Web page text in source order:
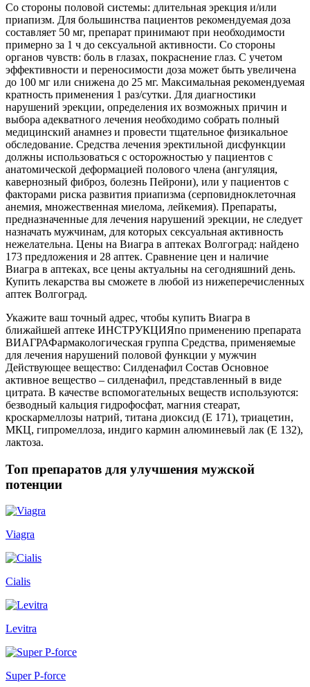
Со стороны половой системы: длительная эрекция и/или
приапизм. Для большинства пациентов рекомендуемая доза
составляет 50 мг, препарат принимают при необходимости
примерно за 1 ч до сексуальной активности. Со стороны
органов чувств: боль в глазах, покраснение глаз. С учетом
эффективности и переносимости доза может быть увеличена
до 100 мг или снижена до 25 мг. Максимальная рекомендуемая
кратность применения 1 раз/сутки. Для диагностики
нарушений эрекции, определения их возможных причин и
выбора адекватного лечения необходимо собрать полный
медицинский анамнез и провести тщательное физикальное
обследование. Средства лечения эректильной дисфункции
должны использоваться с осторожностью у пациентов с
анатомической деформацией полового члена (ангуляция,
кавернозный фиброз, болезнь Пейрони), или у пациентов с
факторами риска развития приапизма (серповидноклеточная
анемия, множественная миелома, лейкемия). Препараты,
предназначенные для лечения нарушений эрекции, не следует
назначать мужчинам, для которых сексуальная активность
нежелательна. Цены на Виагра в аптеках Волгоград: найдено
173 предложения и 28 аптек. Сравнение цен и наличие
Виагра в аптеках, все цены актуальны на сегодняшний день.
Купить лекарства вы сможете в любой из нижеперечисленных
аптек Волгоград.
Укажите ваш точный адрес, чтобы купить Виагра в
ближайшей аптеке ИНСТРУКЦИЯпо применению препарата
ВИАГРАФармакологическая группа Средства, применяемые
для лечения нарушений половой функции у мужчин
Действующее вещество: Силденафил Состав Основное
активное вещество – силденафил, представленный в виде
цитрата. В качестве вспомогательных веществ используются:
безводный кальция гидрофосфат, магния стеарат,
кроскармеллозы натрий, титана диоксид (E 171), триацетин,
МКЦ, гипромеллоза, индиго кармин алюминевый лак (E 132),
лактоза.
Топ препаратов для улучшения мужской
потенции
Viagra
Cialis
Levitra
Super P-force